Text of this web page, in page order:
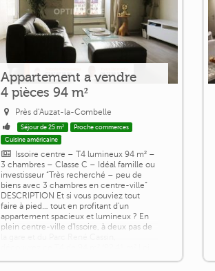
Appartement a vendre
4 pièces 94 m²
Près d'Auzat-la-Combelle
Séjour de 25 m²
Proche commerces
Cuisine américaine
Issoire centre – T4 lumineux 94 m² –
3 chambres – Classe C – Idéal famille ou
investisseur “Très recherché – peu de
biens avec 3 chambres en centre-ville”
DESCRIPTION Et si vous pouviez tout
faire à pied… tout en profitant d'un
appartement spacieux et lumineux ? En
plein centre-ville d'Issoire, à deux pas de